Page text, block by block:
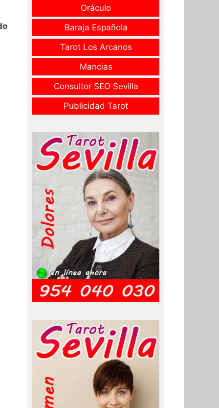
Oráculo
Baraja Española
Tarot Los Arcanos
Mancias
Consultor SEO Sevilla
Publicidad Tarot